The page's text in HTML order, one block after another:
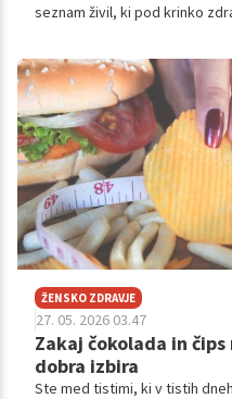
seznam živil, ki pod krinko
ŽENSKO ZDRAVJE
27. 05. 2026 03.47
Zakaj čokolada in
dobra izbira
Ste med tistimi, ki v tistih